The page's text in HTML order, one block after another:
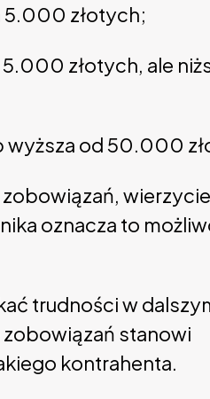
5.000 złotych;
złotych, ale
wyższa od 50.000
oznacza to
trudności w
stanowi
kontrahenta.